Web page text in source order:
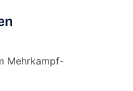
Mehrkampf-